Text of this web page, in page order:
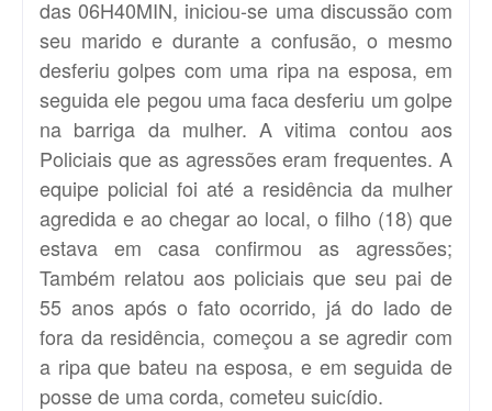
das 06H40MIN, iniciou-se uma discussão com
seu marido e durante a confusão, o mesmo
desferiu golpes com uma ripa na esposa, em
seguida ele pegou uma faca desferiu um golpe
na barriga da mulher. A vitima contou aos
Policiais que as agressões eram frequentes. A
equipe policial foi até a residência da mulher
agredida e ao chegar ao local, o filho (18) que
estava em casa confirmou as agressões;
Também relatou aos policiais que seu pai de
55 anos após o fato ocorrido, já do lado de
fora da residência, começou a se agredir com
a ripa que bateu na esposa, e em seguida de
posse de uma corda, cometeu suicídio.